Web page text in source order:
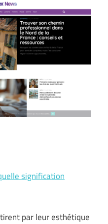
signification
par leur esthétique